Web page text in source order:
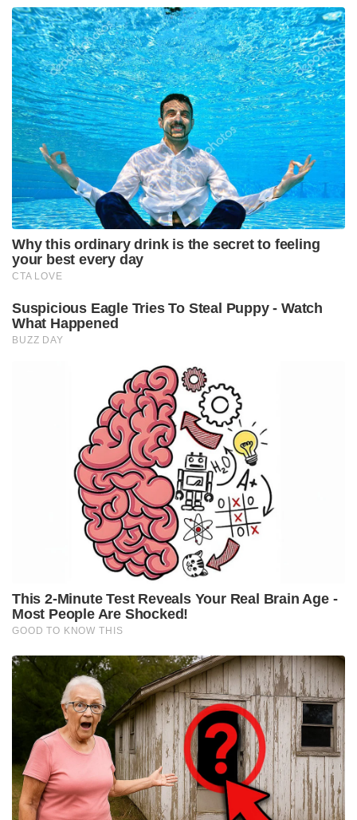
ഗ്രാമവാസികൾ തുടങ്ങി ആയിരക്കണക്കിന് ആളുകൾ
ഈ പരിപാടികളിൽ പങ്കെടുക്കുന്നു. കഴിഞ്ഞ ഒരു
വർഷത്തിനിടെ മാത്രം ഏഴ് ലക്ഷത്തിലധികം
ആളുകൾ കോയമ്പത്തൂരിലെ ഈശ യോഗ സെന്ററിൽ
സൗജന്യമായി ലഭ്യമായ യോഗ-ധ്യാന സെഷനുകളിൽ
പങ്കെടുത്ത് പ്രയോജനം നേടിയിട്ടുണ്ട്.
Tags: yoga international yoga day
sadguru
isha foundation